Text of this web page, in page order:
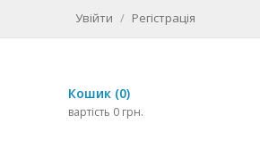
Увійти / Регістрація
Кошик (0)
вартість 0 грн.